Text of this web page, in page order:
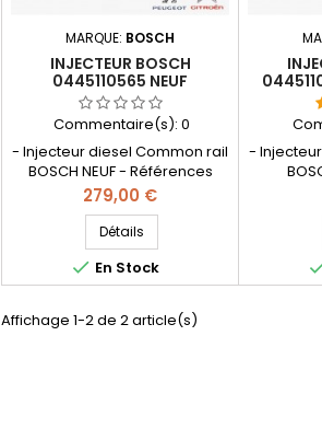
MARQUE: BOSCH
INJECTEUR BOSCH
0445110565 NEUF
0445110566 9802776680
0986435126
Commentaire(s): 0
- Injecteur diesel Common rail
BOSCH NEUF - Références
compatibles : 0 445 110 565 , 0
445 110 566 , 9802776680 , 98
027 76680 - Pour motorisation
Peugeot Citroen PSA 1.6 HDI
Pièce d’origine et garantie
Prix
279,00 €
Détails
 En Stock
-
445 110
027
Affichage 1-2 de 2 article(s)